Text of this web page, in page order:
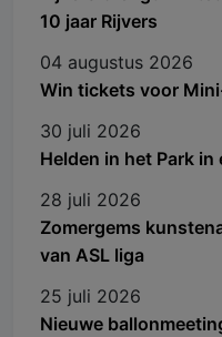
10 jaar Rijvers
04 augustus 2026
Win tickets voor
30 juli 2026
Helden in het Park in
28 juli 2026
Zomergems
van ASL liga
25 juli 2026
Nieuwe